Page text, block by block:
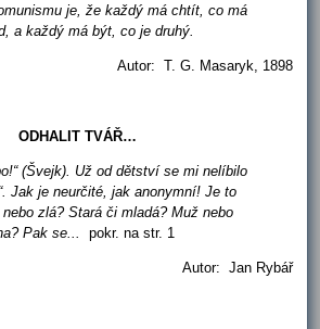
je, že každý má chtít, co má
a každý má být, co je druhý.
Autor: T. G. Masaryk, 1898
ODHALIT TVÁŘ…
(Švejk). Už od dětství se mi nelíbilo
Jak je neurčité, jak anonymní! Je to
zlá? Stará či mladá? Muž nebo
Pak se... pokr. na str. 1
Autor: Jan Rybář